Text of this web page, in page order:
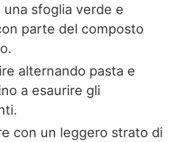
una sfoglia verde e
parte del composto
alternando pasta e
a esaurire gli
con un leggero strato di